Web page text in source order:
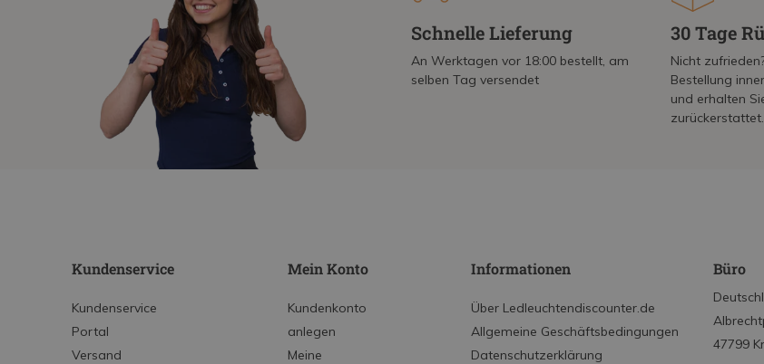
Schnelle Lieferung
An Werktagen vor 18:00 bestellt, am
selben Tag versendet
30 Tage
Nicht
Bestellung
und erhalten
zurückerstattet.
Kundenservice
Kundenservice
Portal
Versand
Mein Konto
Kundenkonto
anlegen
Meine
Informationen
Über Ledleuchtendiscounter.de
Allgemeine Geschäftsbedingungen
Datenschutzerklärung
Büro
47799